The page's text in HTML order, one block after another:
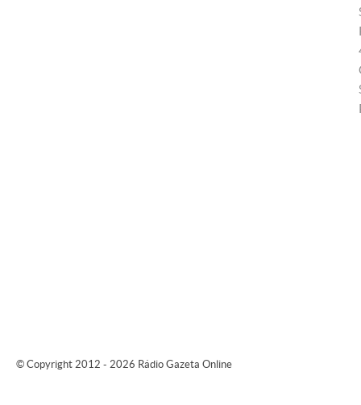
© Copyright 2012 - 2026 Rádio Gazeta Online